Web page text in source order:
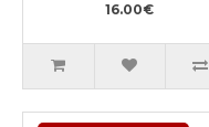
16.00€